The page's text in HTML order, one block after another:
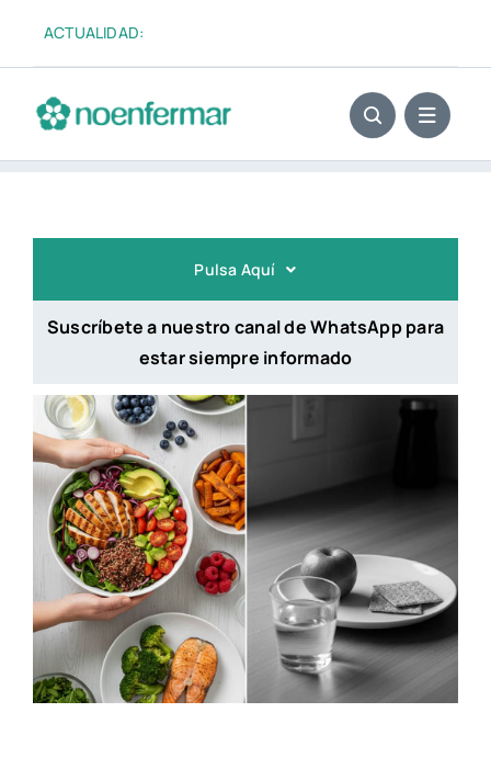
contenido
ACTUALIDAD:
Pulsa Aquí
Suscríbete a nuestro canal de WhatsApp para
estar siempre informado